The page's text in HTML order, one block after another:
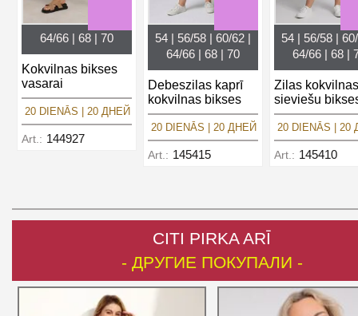
64/66 | 68 | 70
Kokvilnas bikses
vasarai
20 DIENĀS | 20 ДНЕЙ
Art.: 144927
54 | 56/58 | 60/62 |
64/66 | 68 | 70
Debeszilas kaprī
kokvilnas bikses
20 DIENĀS | 20 ДНЕЙ
Art.: 145415
54 | 56/58 |
64/66 | 68 |
Zilas kokvilnas
sieviešu
20 DIENĀS | 20
Art.: 145410
CITI PIRKA ARĪ
- ДРУГИЕ ПОКУПАЛИ -